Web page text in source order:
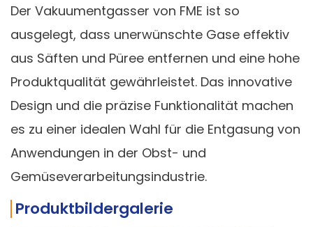
Der Vakuumentgasser von FME ist so
ausgelegt, dass unerwünschte Gase effektiv
aus Säften und Püree entfernen und eine hohe
Produktqualität gewährleistet. Das innovative
Design und die präzise Funktionalität machen
es zu einer idealen Wahl für die Entgasung von
Anwendungen in der Obst- und
Gemüseverarbeitungsindustrie.
Produktbildergalerie